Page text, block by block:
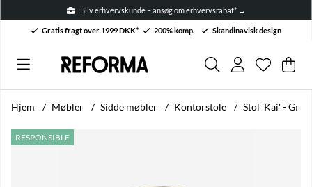
Bliv erhvervskunde – ansøg om erhvervsrabat* →
Gratis fragt over 1999 DKK* 200% komp. Skandinavisk design
Antal på
. .
Hjem Møbler Sidde møbler Kontorstole Stol 'Kai' - Grøn
RESPONSIBLE
Produktbilleder Stol 'Kai' - Grøn